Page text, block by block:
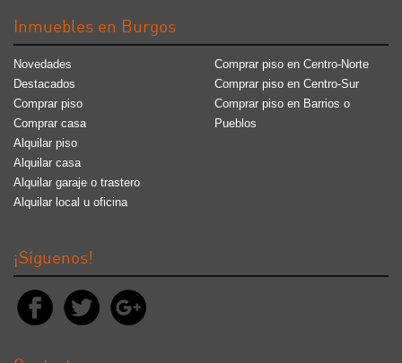
Inmuebles en Burgos
Novedades
Destacados
Comprar piso
Comprar casa
Alquilar piso
Alquilar casa
Alquilar garaje o trastero
Alquilar local u oficina
Comprar piso en Centro-Norte
Comprar piso en Centro-Sur
Comprar piso en Barrios o
Pueblos
¡Síguenos!